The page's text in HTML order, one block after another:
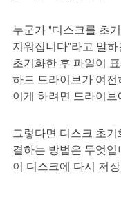
누군가 "디스크를 초
지워집니다"라고 말
초기화한 후 파일이
하드 드라이브가 여전
이게 하려면 드라이
그렇다면 디스크 초
결하는 방법은 무엇
이 디스크에 다시 저